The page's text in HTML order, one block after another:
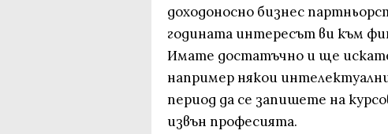
доходоносно бизнес
годината интересът ви към
Имате достатъчно и ще
например някои
период да се запишете на
извън професията.